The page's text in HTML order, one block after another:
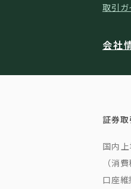
取引
会社
証券取
国内
（消
口座